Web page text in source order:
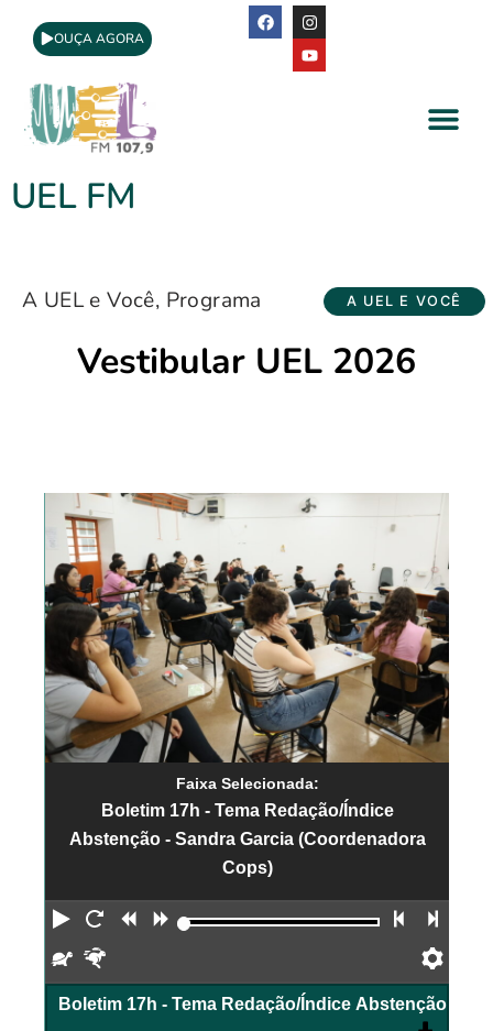
OUÇA AGORA
UEL FM
A UEL e Você, Programa A UEL E VOCÊ
Vestibular UEL 2026
Faixa Selecionada:
Boletim 17h - Tema Redação/Índice
Abstenção - Sandra Garcia (Coordenadora
Cops)
Reproduzir
Reiniciar
Retroceder
Avançar Faixa
Devagar
Boletim 17h - Tema Redação/Índice Abstenção -